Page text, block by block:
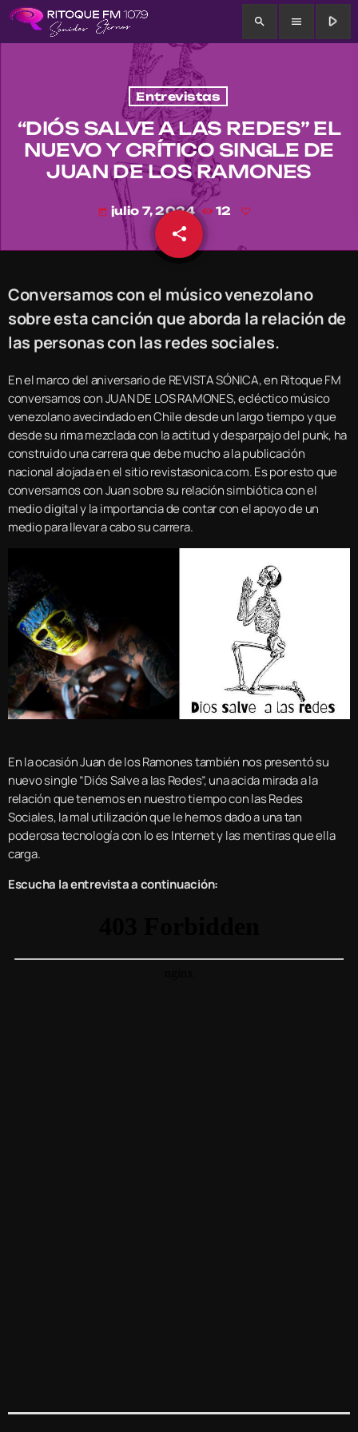
search menu play_arrow
Entrevistas
“DIÓS SALVE A LAS REDES” EL
NUEVO Y CRÍTICO SINGLE DE
JUAN DE LOS RAMONES
today julio 7, 2024 12
share
email
Conversamos con el músico venezolano
sobre esta canción que aborda la relación de
las personas con las redes sociales.
En el marco del aniversario de REVISTA SÓNICA, en Ritoque FM
conversamos con JUAN DE LOS RAMONES, ecléctico músico
venezolano avecindado en Chile desde un largo tiempo y que
desde su rima mezclada con la actitud y desparpajo del punk, ha
construido una carrera que debe mucho a la publicación
nacional alojada en el sitio revistasonica.com. Es por esto que
conversamos con Juan sobre su relación simbiótica con el
medio digital y la importancia de contar con el apoyo de un
medio para llevar a cabo su carrera.
En la ocasión Juan de los Ramones también nos presentó su
nuevo single “Diós Salve a las Redes”, una acida mirada a la
relación que tenemos en nuestro tiempo con las Redes
Sociales, la mal utilización que le hemos dado a una tan
poderosa tecnología con lo es Internet y las mentiras que ella
carga.
Escucha la entrevista a continuación: